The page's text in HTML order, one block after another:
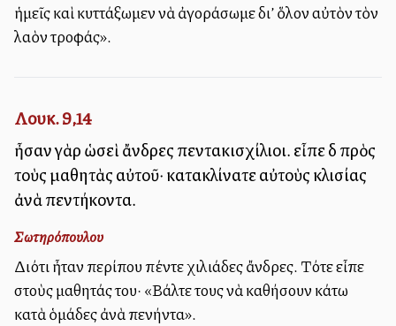
ἡμεῖς καὶ κυττάξωμεν νὰ ἀγοράσωμε δι’ ὅλον αὐτὸν τὸν
λαὸν τροφάς».
Λουκ. 9,14
ἦσαν γὰρ ὡσεὶ ἄνδρες πεντακισχίλιοι. εἶπε δὲ πρὸς
τοὺς μαθητὰς αὐτοῦ· κατακλίνατε αὐτοὺς κλισίας
ἀνὰ πεντήκοντα.
Σωτηρόπουλου
Διότι ἦταν περίπου πέντε χιλιάδες ἄνδρες. Τότε εἶπε
στοὺς μαθητάς του· «Βάλτε τους νὰ καθήσουν κάτω
κατὰ ὁμάδες ἀνὰ πενήντα».